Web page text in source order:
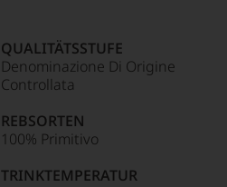
85–89 Punkte:
für
»Fine
für
die
edlen
Weine
QUALITÄTSSTUFE
Denominazione Di Origine
Controllata
REBSORTEN
100% Primitivo
TRINKTEMPERATUR